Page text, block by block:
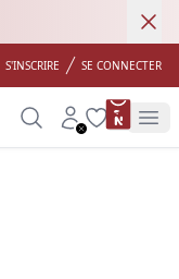
S'INSCRIRE SE CONNECTER
SearchAccount
Wishlist